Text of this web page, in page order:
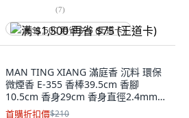
(7)
满 $1,500 再省 $75 (王道卡)
MAN TING XIANG 滿庭香 沉料 環保
微煙香 E-355 香棒39.5cm 香腳
10.5cm 香身29cm 香身直徑2.4mm
香腳直徑1.2mm 300g, 1盒
首購折扣價$210